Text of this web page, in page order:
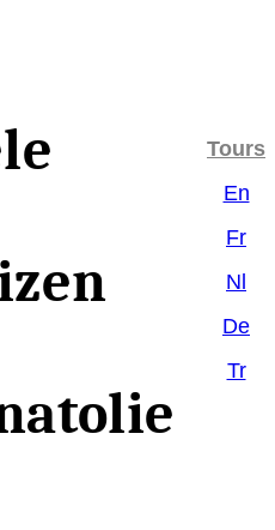
Tours
En
Fr
Nl
De
Tr